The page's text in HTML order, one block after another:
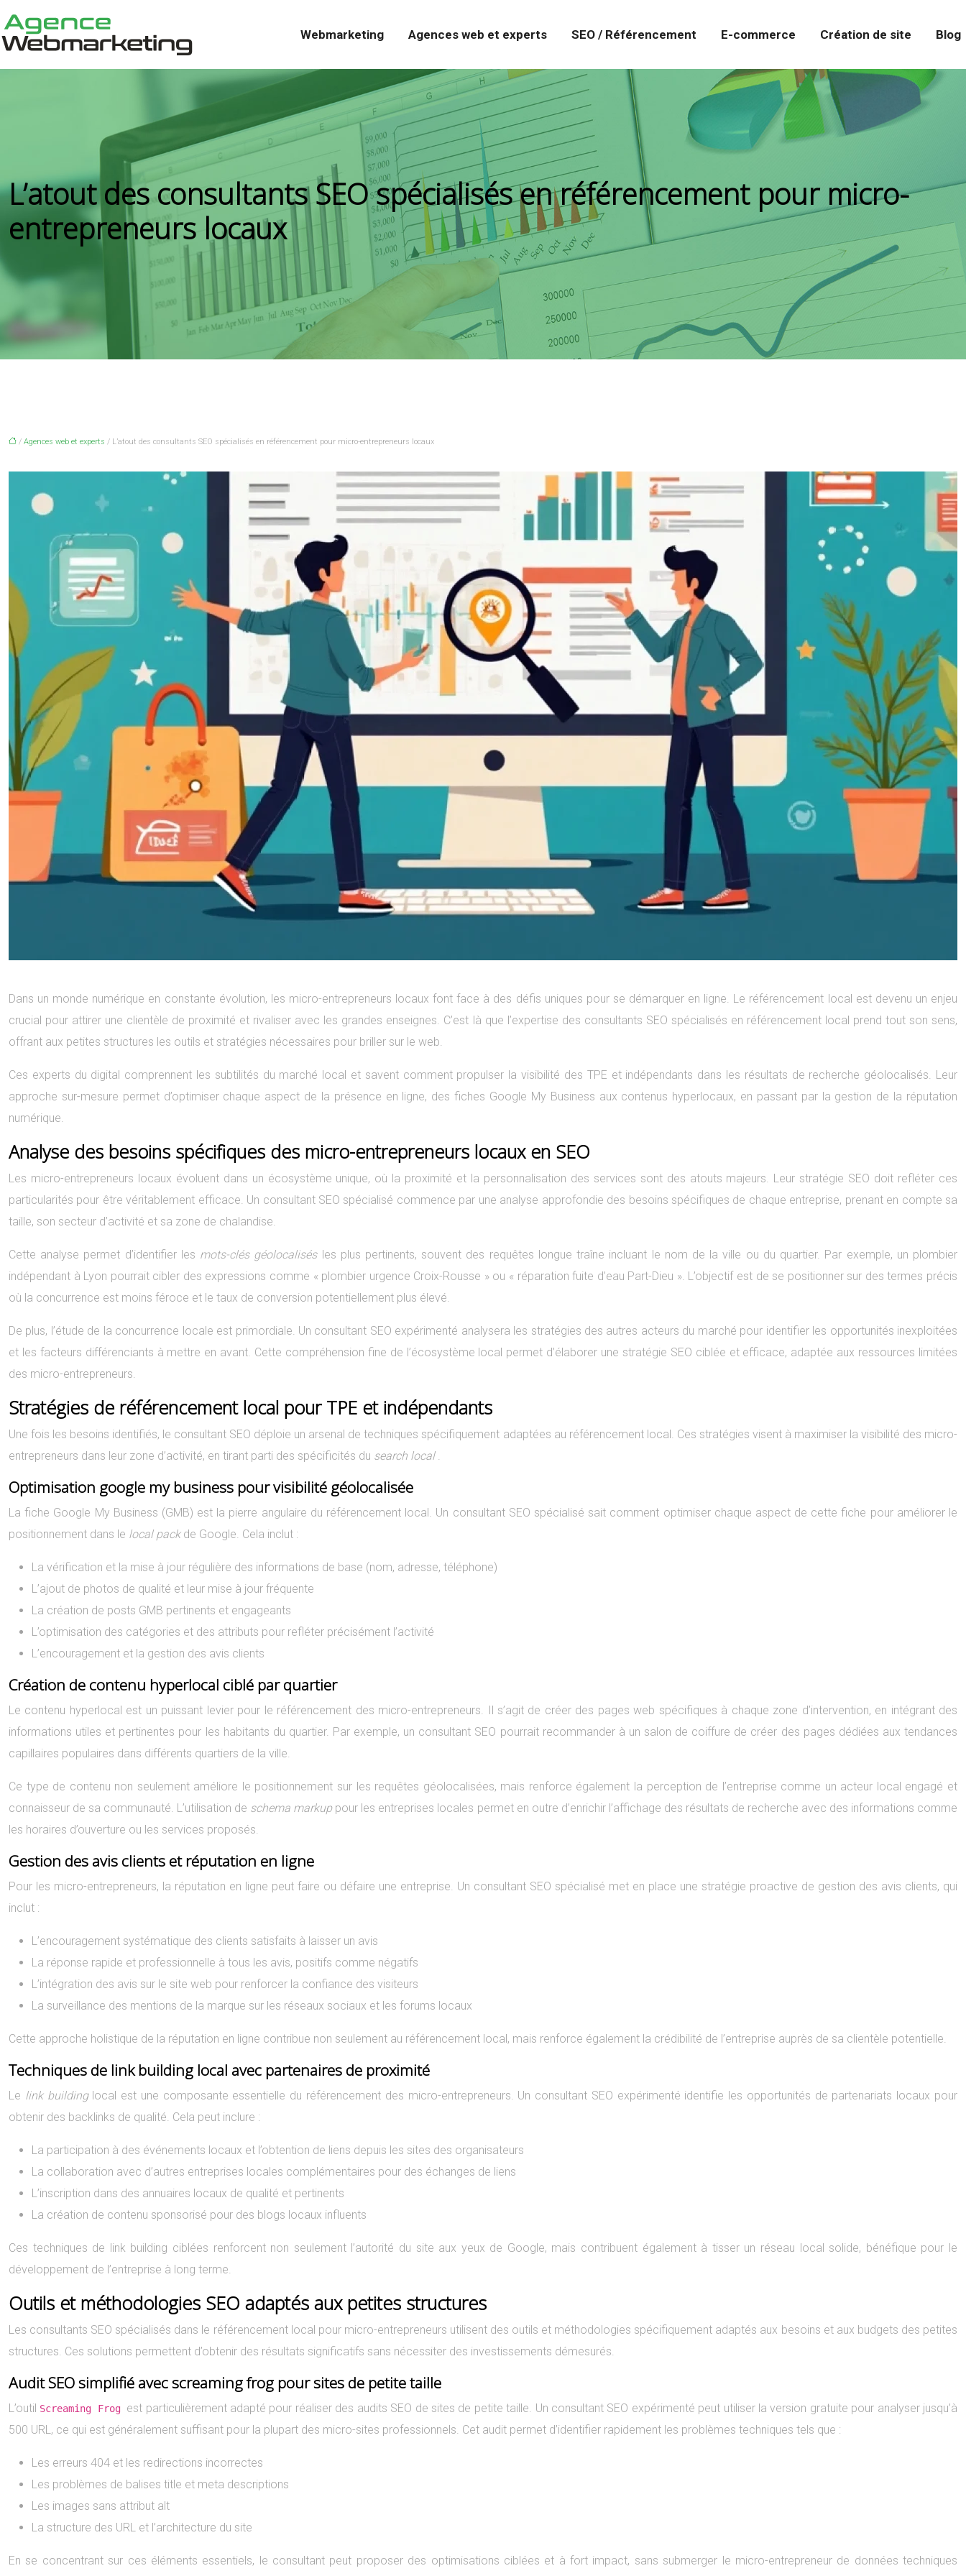
Webmarketing Agences web et experts SEO / Référencement E-commerce Création de site Blog
L’atout des consultants SEO spécialisés en référencement pour micro-
entrepreneurs locaux
/ Agences web et experts / L’atout des consultants SEO spécialisés en référencement pour micro-entrepreneurs locaux
Dans un monde numérique en constante évolution, les micro-entrepreneurs locaux font face à des défis uniques pour se démarquer en ligne. Le référencement local est devenu un enjeu
crucial pour attirer une clientèle de proximité et rivaliser avec les grandes enseignes. C’est là que l’expertise des consultants SEO spécialisés en référencement local prend tout son sens,
offrant aux petites structures les outils et stratégies nécessaires pour briller sur le web.
Ces experts du digital comprennent les subtilités du marché local et savent comment propulser la visibilité des TPE et indépendants dans les résultats de recherche géolocalisés. Leur
approche sur-mesure permet d’optimiser chaque aspect de la présence en ligne, des fiches Google My Business aux contenus hyperlocaux, en passant par la gestion de la réputation
numérique.
Analyse des besoins spécifiques des micro-entrepreneurs locaux en SEO
Les micro-entrepreneurs locaux évoluent dans un écosystème unique, où la proximité et la personnalisation des services sont des atouts majeurs. Leur stratégie SEO doit refléter ces
particularités pour être véritablement efficace. Un consultant SEO spécialisé commence par une analyse approfondie des besoins spécifiques de chaque entreprise, prenant en compte sa
taille, son secteur d’activité et sa zone de chalandise.
Cette analyse permet d’identifier les mots-clés géolocalisés les plus pertinents, souvent des requêtes longue traîne incluant le nom de la ville ou du quartier. Par exemple, un plombier
indépendant à Lyon pourrait cibler des expressions comme « plombier urgence Croix-Rousse » ou « réparation fuite d’eau Part-Dieu ». L’objectif est de se positionner sur des termes précis
où la concurrence est moins féroce et le taux de conversion potentiellement plus élevé.
De plus, l’étude de la concurrence locale est primordiale. Un consultant SEO expérimenté analysera les stratégies des autres acteurs du marché pour identifier les opportunités inexploitées
et les facteurs différenciants à mettre en avant. Cette compréhension fine de l’écosystème local permet d’élaborer une stratégie SEO ciblée et efficace, adaptée aux ressources limitées
des micro-entrepreneurs.
Stratégies de référencement local pour TPE et indépendants
Une fois les besoins identifiés, le consultant SEO déploie un arsenal de techniques spécifiquement adaptées au référencement local. Ces stratégies visent à maximiser la visibilité des micro-
entrepreneurs dans leur zone d’activité, en tirant parti des spécificités du search local .
Optimisation google my business pour visibilité géolocalisée
La fiche Google My Business (GMB) est la pierre angulaire du référencement local. Un consultant SEO spécialisé sait comment optimiser chaque aspect de cette fiche pour améliorer le
positionnement dans le local pack de Google. Cela inclut :
La vérification et la mise à jour régulière des informations de base (nom, adresse, téléphone)
L’ajout de photos de qualité et leur mise à jour fréquente
La création de posts GMB pertinents et engageants
L’optimisation des catégories et des attributs pour refléter précisément l’activité
L’encouragement et la gestion des avis clients
Création de contenu hyperlocal ciblé par quartier
Le contenu hyperlocal est un puissant levier pour le référencement des micro-entrepreneurs. Il s’agit de créer des pages web spécifiques à chaque zone d’intervention, en intégrant des
informations utiles et pertinentes pour les habitants du quartier. Par exemple, un consultant SEO pourrait recommander à un salon de coiffure de créer des pages dédiées aux tendances
capillaires populaires dans différents quartiers de la ville.
Ce type de contenu non seulement améliore le positionnement sur les requêtes géolocalisées, mais renforce également la perception de l’entreprise comme un acteur local engagé et
connaisseur de sa communauté. L’utilisation de schema markup pour les entreprises locales permet en outre d’enrichir l’affichage des résultats de recherche avec des informations comme
les horaires d’ouverture ou les services proposés.
Gestion des avis clients et réputation en ligne
Pour les micro-entrepreneurs, la réputation en ligne peut faire ou défaire une entreprise. Un consultant SEO spécialisé met en place une stratégie proactive de gestion des avis clients, qui
inclut :
L’encouragement systématique des clients satisfaits à laisser un avis
La réponse rapide et professionnelle à tous les avis, positifs comme négatifs
L’intégration des avis sur le site web pour renforcer la confiance des visiteurs
La surveillance des mentions de la marque sur les réseaux sociaux et les forums locaux
Cette approche holistique de la réputation en ligne contribue non seulement au référencement local, mais renforce également la crédibilité de l’entreprise auprès de sa clientèle potentielle.
Techniques de link building local avec partenaires de proximité
Le link building local est une composante essentielle du référencement des micro-entrepreneurs. Un consultant SEO expérimenté identifie les opportunités de partenariats locaux pour
obtenir des backlinks de qualité. Cela peut inclure :
La participation à des événements locaux et l’obtention de liens depuis les sites des organisateurs
La collaboration avec d’autres entreprises locales complémentaires pour des échanges de liens
L’inscription dans des annuaires locaux de qualité et pertinents
La création de contenu sponsorisé pour des blogs locaux influents
Ces techniques de link building ciblées renforcent non seulement l’autorité du site aux yeux de Google, mais contribuent également à tisser un réseau local solide, bénéfique pour le
développement de l’entreprise à long terme.
Outils et méthodologies SEO adaptés aux petites structures
Les consultants SEO spécialisés dans le référencement local pour micro-entrepreneurs utilisent des outils et méthodologies spécifiquement adaptés aux besoins et aux budgets des petites
structures. Ces solutions permettent d’obtenir des résultats significatifs sans nécessiter des investissements démesurés.
Audit SEO simplifié avec screaming frog pour sites de petite taille
L’outil Screaming Frog est particulièrement adapté pour réaliser des audits SEO de sites de petite taille. Un consultant SEO expérimenté peut utiliser la version gratuite pour analyser jusqu’à
500 URL, ce qui est généralement suffisant pour la plupart des micro-sites professionnels. Cet audit permet d’identifier rapidement les problèmes techniques tels que :
Les erreurs 404 et les redirections incorrectes
Les problèmes de balises title et meta descriptions
Les images sans attribut alt
La structure des URL et l’architecture du site
En se concentrant sur ces éléments essentiels, le consultant peut proposer des optimisations ciblées et à fort impact, sans submerger le micro-entrepreneur de données techniques